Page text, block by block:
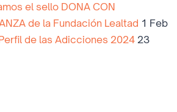
el sello DONA CON
de la Fundación Lealtad 1 Feb
de las Adicciones 202423